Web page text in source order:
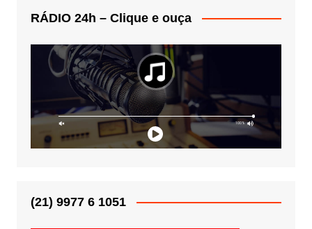
RÁDIO 24h – Clique e ouça
(21) 9977 6 1051